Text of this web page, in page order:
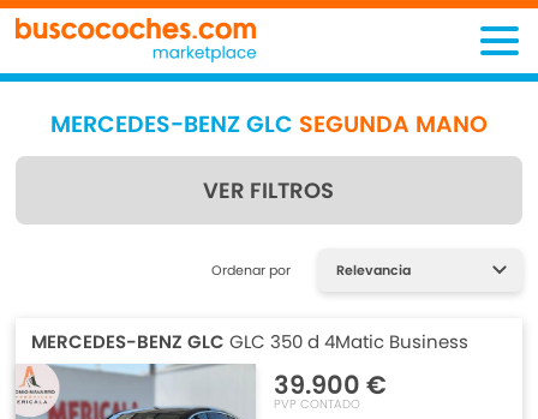
MERCEDES-BENZ GLC SEGUNDA MANO
VER FILTROS
Encuentra lo que estás
Ordenar por
MERCEDES-BENZ GLC GLC 350 d 4Matic Business
39.900 €
PVP CONTADO